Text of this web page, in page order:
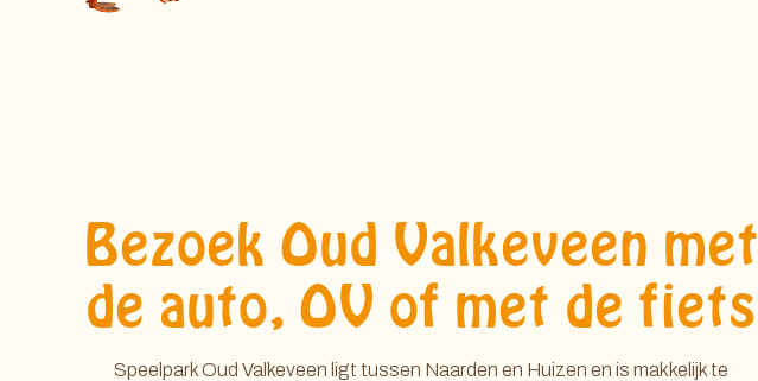
Bezoek Oud Valkeveen met
de auto, OV of met de fiets
Speelpark Oud Valkeveen ligt tussen Naarden en Huizen en is makkelijk te